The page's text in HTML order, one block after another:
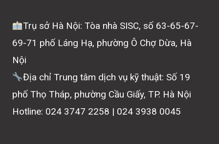
Trụ sở Hà Nội: Tòa nhà SISC, số 63-65-67-
69-71 phố Láng Hạ, phường Ô Chợ Dừa, Hà
Nội
Địa chỉ Trung tâm dịch vụ kỹ thuật: Số 19
phố Thọ Tháp, phường Cầu Giấy, TP. Hà Nội
Hotline: 024 3747 2258 | 024 3938 0045